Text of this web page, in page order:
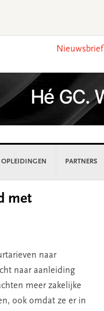
Nieuwsbrief
OPLEIDINGEN PARTNERS
met
naar
naar aanleiding
meer zakelijke
ook omdat ze er in